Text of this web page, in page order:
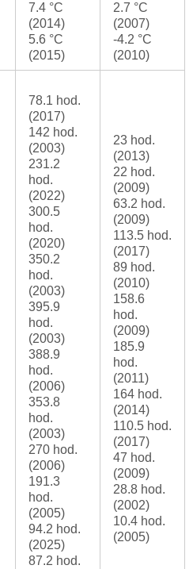
7.4 °C
(2014)
5.6 °C
(2015)
2.7 °C
(2007)
-4.2 °C
(2010)
78.1 hod.
(2017)
142 hod.
(2003)
231.2
hod.
(2022)
300.5
hod.
(2020)
350.2
hod.
(2003)
395.9
hod.
(2003)
388.9
hod.
(2006)
353.8
hod.
(2003)
270 hod.
(2006)
191.3
hod.
(2005)
94.2 hod.
(2025)
87.2 hod.
23 hod.
(2013)
22 hod.
(2009)
63.2 hod.
(2009)
113.5 hod.
(2017)
89 hod.
(2010)
158.6
hod.
(2009)
185.9
hod.
(2011)
164 hod.
(2014)
110.5 hod.
(2017)
47 hod.
(2009)
28.8 hod.
(2002)
10.4 hod.
(2005)